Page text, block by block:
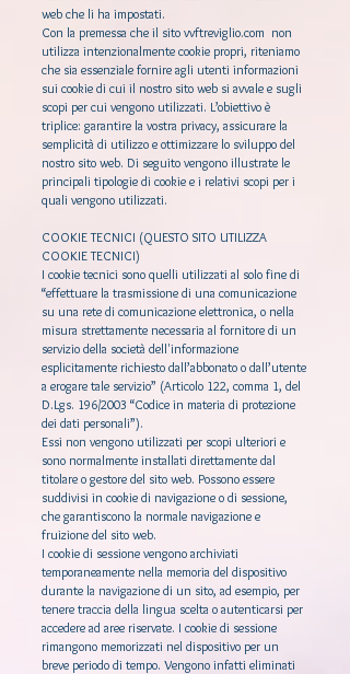
web che li ha impostati.
Con la premessa che il sito vvftreviglio.com non
utilizza intenzionalmente cookie propri, riteniamo
che sia essenziale fornire agli utenti informazioni
sui cookie di cui il nostro sito web si avvale e sugli
scopi per cui vengono utilizzati. L’obiettivo è
triplice: garantire la vostra privacy, assicurare la
semplicità di utilizzo e ottimizzare lo sviluppo del
nostro sito web. Di seguito vengono illustrate le
principali tipologie di cookie e i relativi scopi per i
quali vengono utilizzati.
COOKIE TECNICI (QUESTO SITO UTILIZZA
COOKIE TECNICI)
I cookie tecnici sono quelli utilizzati al solo fine di
“effettuare la trasmissione di una comunicazione
su una rete di comunicazione elettronica, o nella
misura strettamente necessaria al fornitore di un
servizio della società dell'informazione
esplicitamente richiesto dall’abbonato o dall’utente
a erogare tale servizio” (Articolo 122, comma 1, del
D.Lgs. 196/2003 “Codice in materia di protezione
dei dati personali”).
Essi non vengono utilizzati per scopi ulteriori e
sono normalmente installati direttamente dal
titolare o gestore del sito web. Possono essere
suddivisi in cookie di navigazione o di sessione,
che garantiscono la normale navigazione e
fruizione del sito web.
I cookie di sessione vengono archiviati
temporaneamente nella memoria del dispositivo
durante la navigazione di un sito, ad esempio, per
tenere traccia della lingua scelta o autenticarsi per
accedere ad aree riservate. I cookie di sessione
rimangono memorizzati nel dispositivo per un
breve periodo di tempo. Vengono infatti eliminati